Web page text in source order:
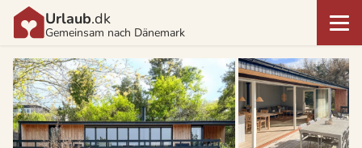
Urlaub.dk
Gemeinsam nach Dänemark